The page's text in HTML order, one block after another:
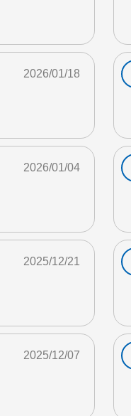
2026/01/18
2026/01/04
2025/12/21
2025/12/07